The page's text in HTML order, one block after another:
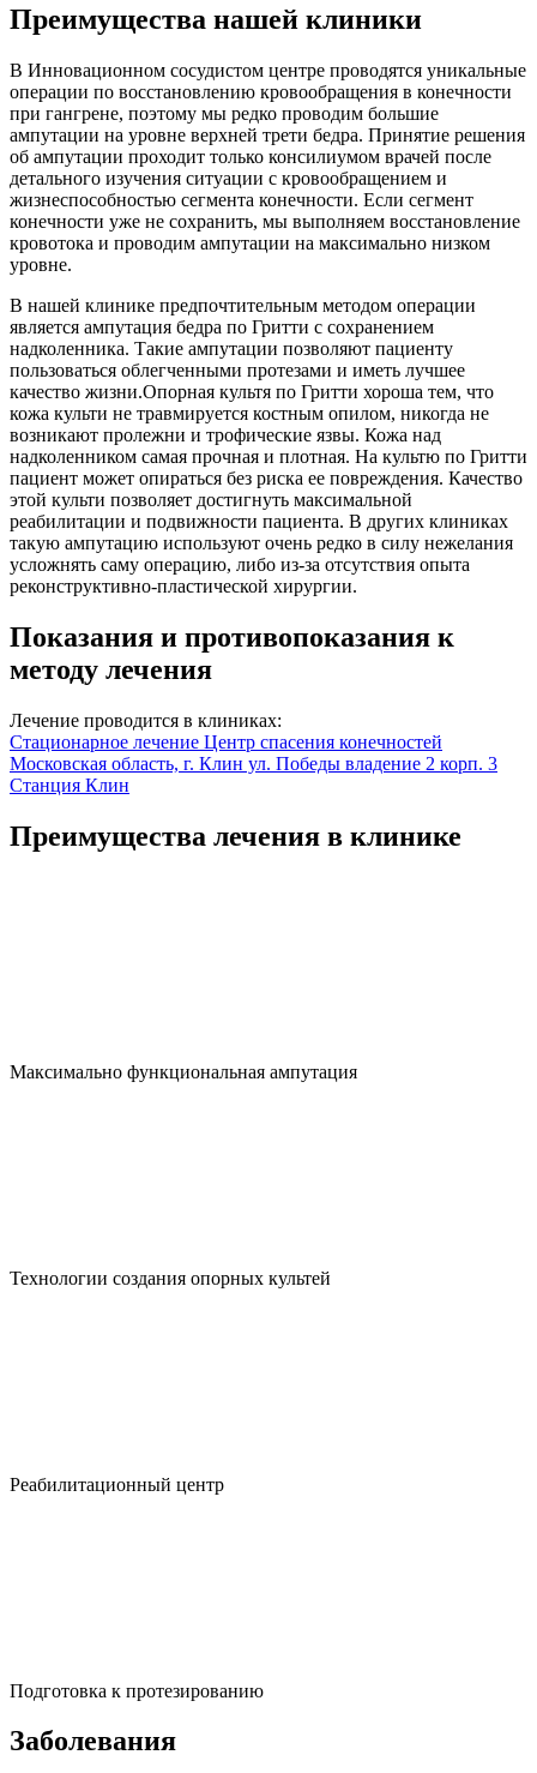
Преимущества нашей клиники
В Инновационном сосудистом центре проводятся уникальные
операции по восстановлению кровообращения в конечности
при гангрене, поэтому мы редко проводим большие
ампутации на уровне верхней трети бедра. Принятие решения
об ампутации проходит только консилиумом врачей после
детального изучения ситуации с кровообращением и
жизнеспособностью сегмента конечности. Если сегмент
конечности уже не сохранить, мы выполняем восстановление
кровотока и проводим ампутации на максимально низком
уровне.
В нашей клинике предпочтительным методом операции
является ампутация бедра по Гритти с сохранением
надколенника. Такие ампутации позволяют пациенту
пользоваться облегченными протезами и иметь лучшее
качество жизни.Опорная культя по Гритти хороша тем, что
кожа культи не травмируется костным опилом, никогда не
возникают пролежни и трофические язвы. Кожа над
надколенником самая прочная и плотная. На культю по Гритти
пациент может опираться без риска ее повреждения. Качество
этой культи позволяет достигнуть максимальной
реабилитации и подвижности пациента. В других клиниках
такую ампутацию используют очень редко в силу нежелания
усложнять саму операцию, либо из-за отсутствия опыта
реконструктивно-пластической хирургии.
Показания и противопоказания к
методу лечения
Лечение проводится в клиниках:
Стационарное лечение Центр спасения конечностей
Московская область, г. Клин ул. Победы владение 2 корп. 3
Станция Клин
Преимущества лечения в клинике
Максимально функциональная ампутация
Технологии создания опорных культей
Реабилитационный центр
Подготовка к протезированию
Заболевания